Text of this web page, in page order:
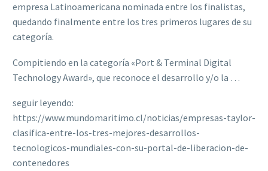
empresa Latinoamericana nominada entre los finalistas,
quedando finalmente entre los tres primeros lugares de su
categoría.
Compitiendo en la categoría «Port & Terminal Digital
Technology Award», que reconoce el desarrollo y/o la …
seguir leyendo:
https://www.mundomaritimo.cl/noticias/empresas-taylor-
clasifica-entre-los-tres-mejores-desarrollos-
tecnologicos-mundiales-con-su-portal-de-liberacion-de-
contenedores